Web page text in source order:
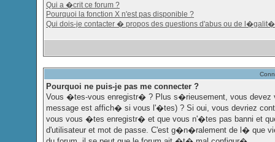
Qui a �crit ce forum ?
Pourquoi la fonction X n'est pas disponible ?
Qui dois-je contacter � propos des questions d'abus ou de
Pourquoi ne puis-je pas me connecter ?
Vous �tes-vous enregistr� ? Plus s�rieusement, vous devez
message est affich� si vous l'�tes) ? Si oui, vous devriez
vous vous �tes enregistr� et que vous n'�tes pas banni et
d'utilisateur et mot de passe. C'est g�n�ralement de l� que